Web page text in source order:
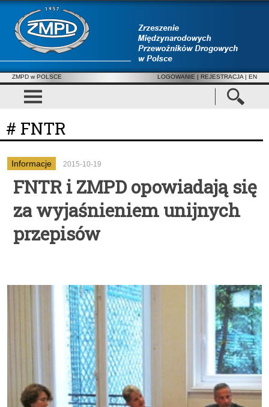
ZMPD w POLSCE LOGOWANIE | REJESTRACJA | EN
# FNTR
Informacje 2015-10-19
FNTR i ZMPD opowiadają się
za wyjaśnieniem unijnych
przepisów